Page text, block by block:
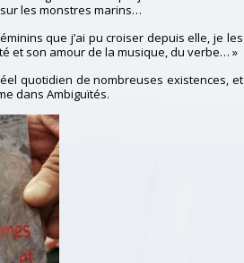
les monstres marins…
que j’ai pu croiser depuis elle, je les
et son amour de la musique, du verbe… »
quotidien de nombreuses existences, et
dans Ambiguïtés.